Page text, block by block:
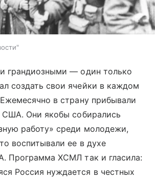
грандиозными — один только
создать свои ячейки в каждом
в страну прибывали
Они якобы собирались
работу» среди молодежи,
воспитывали ее в духе
Программа ХСМЛ так и гласила:
Россия нуждается в честных